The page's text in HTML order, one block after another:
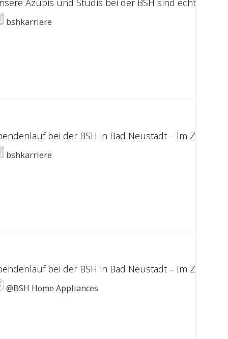
Azubis und Studis bei der BSH sind echte
bshkarriere
bei der BSH in Bad Neustadt – Im
bshkarriere
bei der BSH in Bad Neustadt – Im
@BSH Home Appliances